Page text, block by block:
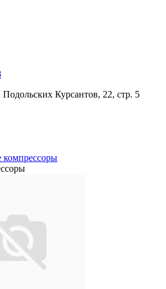
Подольских Курсантов, 22, стр. 5